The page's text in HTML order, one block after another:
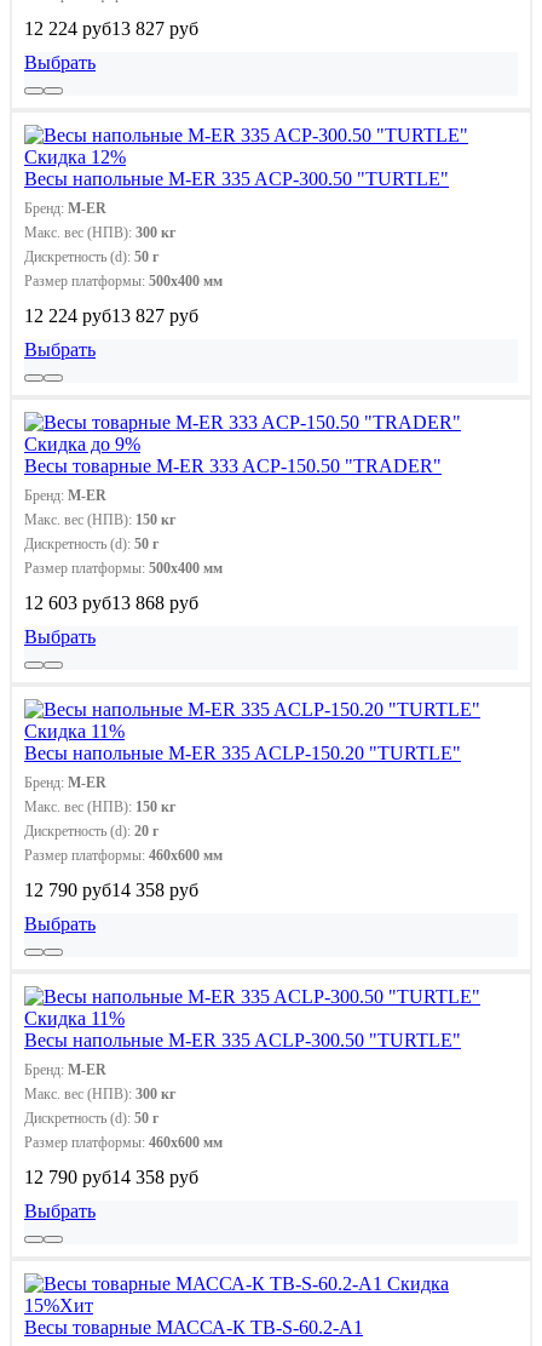
12 224 руб13 827 руб
Выбрать
Скидка 12%
Весы напольные M-ER 335 ACP-300.50 "TURTLE"
Бренд: M-ER
Макс. вес (НПВ): 300 кг
Дискретность (d): 50 г
Размер платформы: 500х400 мм
12 224 руб13 827 руб
Выбрать
Скидка до 9%
Весы товарные M-ER 333 ACP-150.50 "TRADER"
Бренд: M-ER
Макс. вес (НПВ): 150 кг
Дискретность (d): 50 г
Размер платформы: 500х400 мм
12 603 руб13 868 руб
Выбрать
Скидка 11%
Весы напольные M-ER 335 ACLP-150.20 "TURTLE"
Бренд: M-ER
Макс. вес (НПВ): 150 кг
Дискретность (d): 20 г
Размер платформы: 460x600 мм
12 790 руб14 358 руб
Выбрать
Скидка 11%
Весы напольные M-ER 335 ACLP-300.50 "TURTLE"
Бренд: M-ER
Макс. вес (НПВ): 300 кг
Дискретность (d): 50 г
Размер платформы: 460x600 мм
12 790 руб14 358 руб
Выбрать
Скидка
15%Хит
Весы товарные МАССА-К ТВ-S-60.2-A1